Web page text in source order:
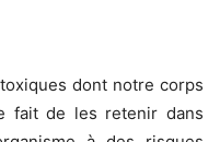
dont notre corps
fait de les retenir dans